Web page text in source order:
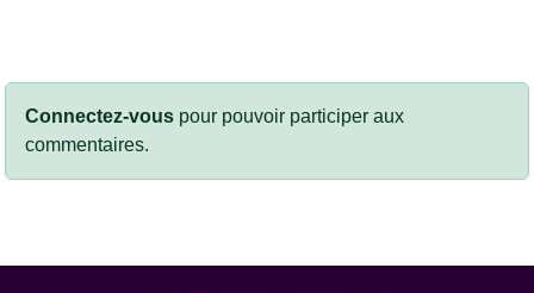
Connectez-vous pour pouvoir participer aux
commentaires.